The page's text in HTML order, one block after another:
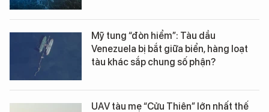
Mỹ tung “đòn hiểm”: Tàu dầu
Venezuela bị bắt giữa biển, hàng loạt
tàu khác sắp chung số phận?
UAV tàu mẹ “Cửu Thiên” lớn nhất thế